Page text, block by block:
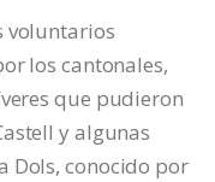
voluntarios
los cantonales,
que pudieron
y algunas
Dols, conocido por